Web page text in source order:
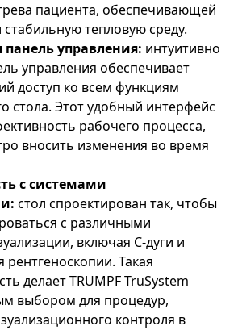
пациента, обеспечивающей
тепловую среду.
управления: интуитивно
управления обеспечивает
доступ ко всем функциям
стола. Этот удобный интерфейс
рабочего процесса,
вносить изменения во время
с системами
стол спроектирован так, чтобы
с различными
включая С-дуги и
рентгеноскопии. Такая
делает TRUMPF TruSystem
выбором для процедур,
контроля в